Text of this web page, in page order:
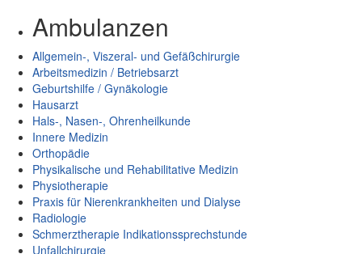
Ambulanzen
Allgemein-, Viszeral- und Gefäßchirurgie
Arbeitsmedizin / Betriebsarzt
Geburtshilfe / Gynäkologie
Hausarzt
Hals-, Nasen-, Ohrenheilkunde
Innere Medizin
Orthopädie
Physikalische und Rehabilitative Medizin
Physiotherapie
Praxis für Nierenkrankheiten und Dialyse
Radiologie
Schmerztherapie Indikationssprechstunde
Unfallchirurgie